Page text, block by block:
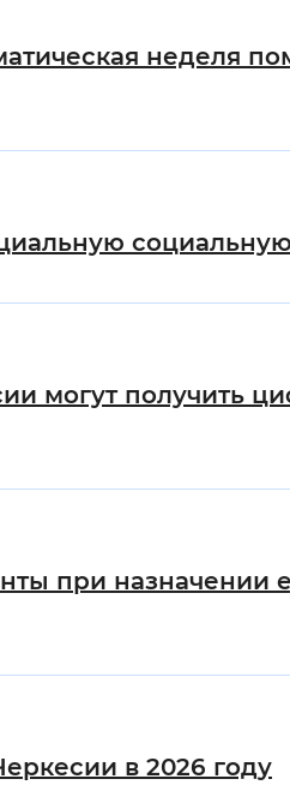
неделя
могут получить
при назначении
в 2026 году